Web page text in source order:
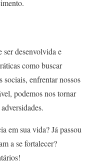
desenvolvida e
como buscar
sociais, enfrentar nossos
podemos nos tornar
em sua vida? Já passou
a se fortalecer?